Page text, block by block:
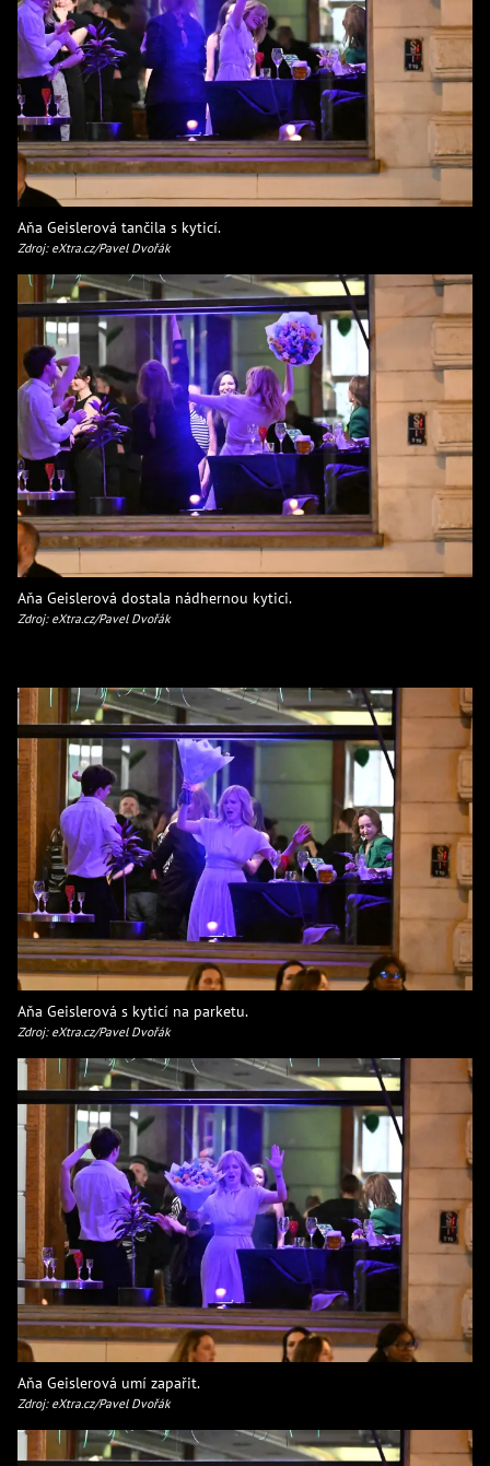
Aňa Geislerová tančila s kyticí.
Zdroj: eXtra.cz/Pavel Dvořák
Aňa Geislerová dostala nádhernou kytici.
Zdroj: eXtra.cz/Pavel Dvořák
Aňa Geislerová s kyticí na parketu.
Zdroj: eXtra.cz/Pavel Dvořák
Aňa Geislerová umí zapařit.
Zdroj: eXtra.cz/Pavel Dvořák